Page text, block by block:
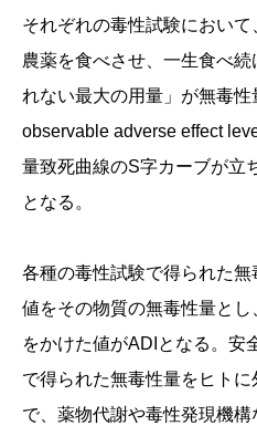
それぞれの毒性試験におい
農薬を食べさせ、一生食べ
れない最大の用量」が無毒
observable adverse effect
量致死曲線のS字カーブが立
となる。
各種の毒性試験で得られた
値をその物質の無毒性量と
をかけた値がADIとなる。安
で得られた無毒性量をヒト
で、薬物代謝や毒性発現機